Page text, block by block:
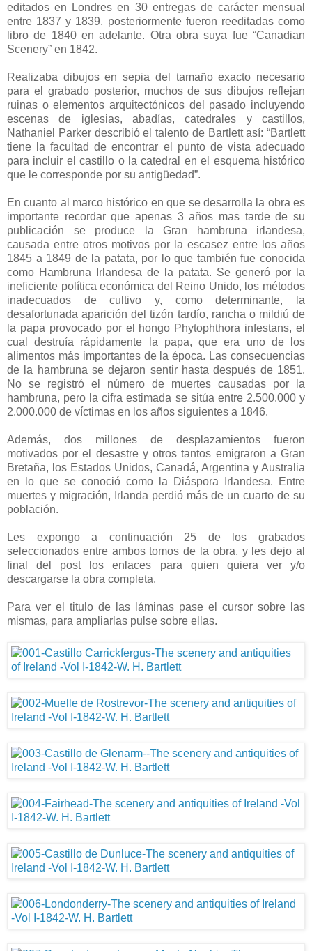
editados en Londres en 30 entregas de carácter mensual
entre 1837 y 1839, posteriormente fueron reeditadas como
libro de 1840 en adelante. Otra obra suya fue “Canadian
Scenery” en 1842.
Realizaba dibujos en sepia del tamaño exacto necesario
para el grabado posterior, muchos de sus dibujos reflejan
ruinas o elementos arquitectónicos del pasado incluyendo
escenas de iglesias, abadías, catedrales y castillos,
Nathaniel Parker describió el talento de Bartlett así: “Bartlett
tiene la facultad de encontrar el punto de vista adecuado
para incluir el castillo o la catedral en el esquema histórico
que le corresponde por su antigüedad”.
En cuanto al marco histórico en que se desarrolla la obra es
importante recordar que apenas 3 años mas tarde de su
publicación se produce la Gran hambruna irlandesa,
causada entre otros motivos por la escasez entre los años
1845 a 1849 de la patata, por lo que también fue conocida
como Hambruna Irlandesa de la patata. Se generó por la
ineficiente política económica del Reino Unido, los métodos
inadecuados de cultivo y, como determinante, la
desafortunada aparición del tizón tardío, rancha o mildiú de
la papa provocado por el hongo Phytophthora infestans, el
cual destruía rápidamente la papa, que era uno de los
alimentos más importantes de la época. Las consecuencias
de la hambruna se dejaron sentir hasta después de 1851.
No se registró el número de muertes causadas por la
hambruna, pero la cifra estimada se sitúa entre 2.500.000 y
2.000.000 de víctimas en los años siguientes a 1846.
Además, dos millones de desplazamientos fueron
motivados por el desastre y otros tantos emigraron a Gran
Bretaña, los Estados Unidos, Canadá, Argentina y Australia
en lo que se conoció como la Diáspora Irlandesa. Entre
muertes y migración, Irlanda perdió más de un cuarto de su
población.
Les expongo a continuación 25 de los grabados
seleccionados entre ambos tomos de la obra, y les dejo al
final del post los enlaces para quien quiera ver y/o
descargarse la obra completa.
Para ver el titulo de las láminas pase el cursor sobre las
mismas, para ampliarlas pulse sobre ellas.